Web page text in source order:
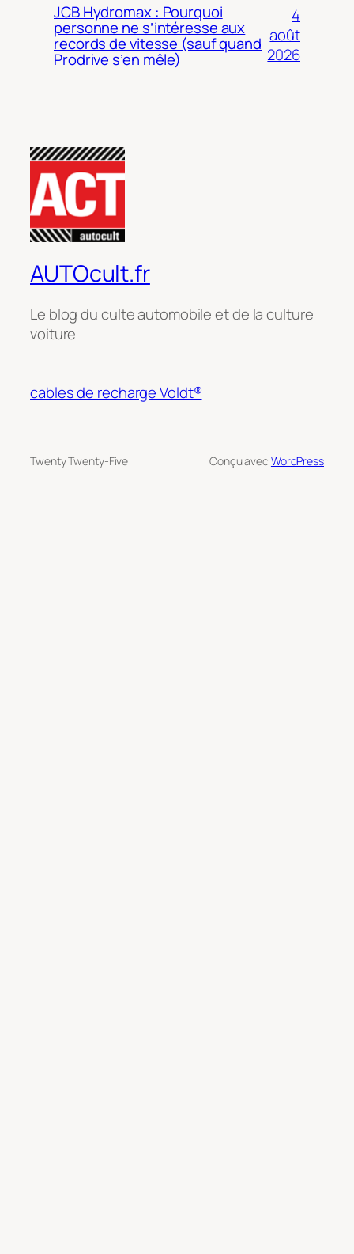
JCB Hydromax : Pourquoi
personne ne s’intéresse aux
records de vitesse (sauf quand
Prodrive s’en mêle)
4
août
2026
AUTOcult.fr
Le blog du culte automobile et de la culture
voiture
cables de recharge Voldt®
Twenty Twenty-Five Conçu avec WordPress